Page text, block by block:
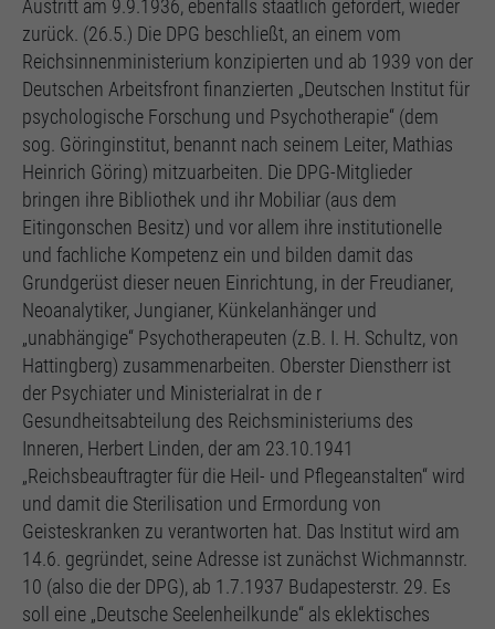
Austritt am 9.9.1936, ebenfalls staatlich gefordert, wieder
zurück. (26.5.) Die DPG beschließt, an einem vom
Reichsinnenministerium konzipierten und ab 1939 von der
Deutschen Arbeitsfront finanzierten „Deutschen Institut für
psychologische Forschung und Psychotherapie“ (dem
sog. Göringinstitut, benannt nach seinem Leiter, Mathias
Heinrich Göring) mitzuarbeiten. Die DPG-Mitglieder
bringen ihre Bibliothek und ihr Mobiliar (aus dem
Eitingonschen Besitz) und vor allem ihre institutionelle
und fachliche Kompetenz ein und bilden damit das
Grundgerüst dieser neuen Einrichtung, in der Freudianer,
Neoanalytiker, Jungianer, Künkelanhänger und
„unabhängige“ Psychotherapeuten (z.B. I. H. Schultz, von
Hattingberg) zusammenarbeiten. Oberster Dienstherr ist
der Psychiater und Ministerialrat in de r
Gesundheitsabteilung des Reichsministeriums des
Inneren, Herbert Linden, der am 23.10.1941
„Reichsbeauftragter für die Heil- und Pflegeanstalten“ wird
und damit die Sterilisation und Ermordung von
Geisteskranken zu verantworten hat. Das Institut wird am
14.6. gegründet, seine Adresse ist zunächst Wichmannstr.
10 (also die der DPG), ab 1.7.1937 Budapesterstr. 29. Es
soll eine „Deutsche Seelenheilkunde“ als eklektisches